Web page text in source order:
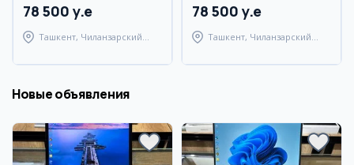
78 500 y.e
Ташкент, Чиланзарский
78 500 y.e
Ташкент, Чиланзарский
Новые объявления